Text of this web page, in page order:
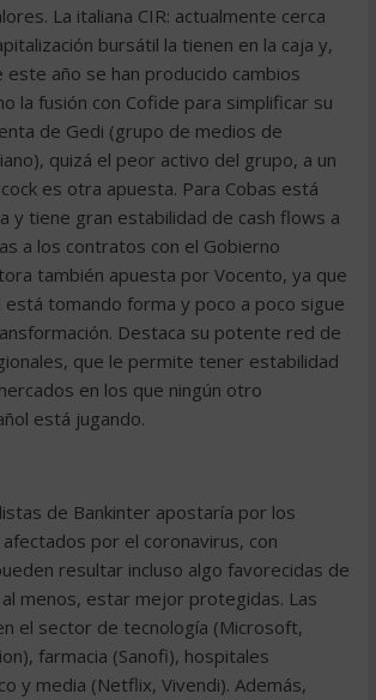
La italiana CIR: actualmente cerca
bursátil la tienen en la caja y,
este año se han producido cambios
la fusión con Cofide para simplificar su
de Gedi (grupo de medios de
quizá el peor activo del grupo, a un
es otra apuesta. Para Cobas está
y tiene gran estabilidad de cash flows a
a los contratos con el Gobierno
también apuesta por Vocento, ya que
está tomando forma y poco a poco sigue
Destaca su potente red de
que le permite tener estabilidad
en los que ningún otro
está jugando.
de Bankinter apostaría por los
por el coronavirus, con
resultar incluso algo favorecidas de
menos, estar mejor protegidas. Las
el sector de tecnología (Microsoft,
farmacia (Sanofi), hospitales
y media (Netflix, Vivendi). Además,